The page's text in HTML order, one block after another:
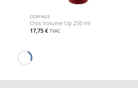
COIFFAGE
Osis Volume Up 250 ml
17,75 € TVAC